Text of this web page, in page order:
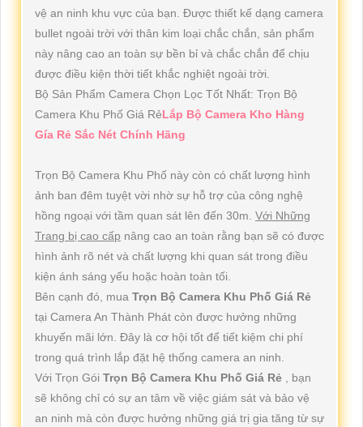
vệ an ninh khu vực của bạn. Được thiết kế dạng camera
bullet ngoài trời với thân kim loại chắc chắn, sản phẩm
này nâng cao an toàn sự bền bỉ và chắc chắn để chịu
được điều kiện thời tiết khắc nghiệt ngoài trời.
Bộ Sản Phẩm Camera Chọn Lọc Tốt Nhất: Trọn Bộ
Camera Khu Phố Giá RẻLắp Bộ Camera Kho Hàng
Gía Rẻ Sắc Nét Chính Hãng
Trọn Bộ Camera Khu Phố này còn có chất lượng hình
ảnh ban đêm tuyệt vời nhờ sự hỗ trợ của công nghệ
hồng ngoại với tầm quan sát lên đến 30m. Với Những
Trang bị cao cấp nâng cao an toàn rằng bạn sẽ có được
hình ảnh rõ nét và chất lượng khi quan sát trong điều
kiện ánh sáng yếu hoặc hoàn toàn tối.
Bên cạnh đó, mua Trọn Bộ Camera Khu Phố Giá Rẻ
tại Camera An Thành Phát còn được hưởng những
khuyến mãi lớn. Đây là cơ hội tốt để tiết kiệm chi phí
trong quá trình lắp đặt hệ thống camera an ninh.
Với Trọn Gói Trọn Bộ Camera Khu Phố Giá Rẻ
, bạn
sẽ không chỉ có sự an tâm về việc giám sát và bảo vệ
an ninh mà còn được hưởng những giá trị gia tăng từ sự